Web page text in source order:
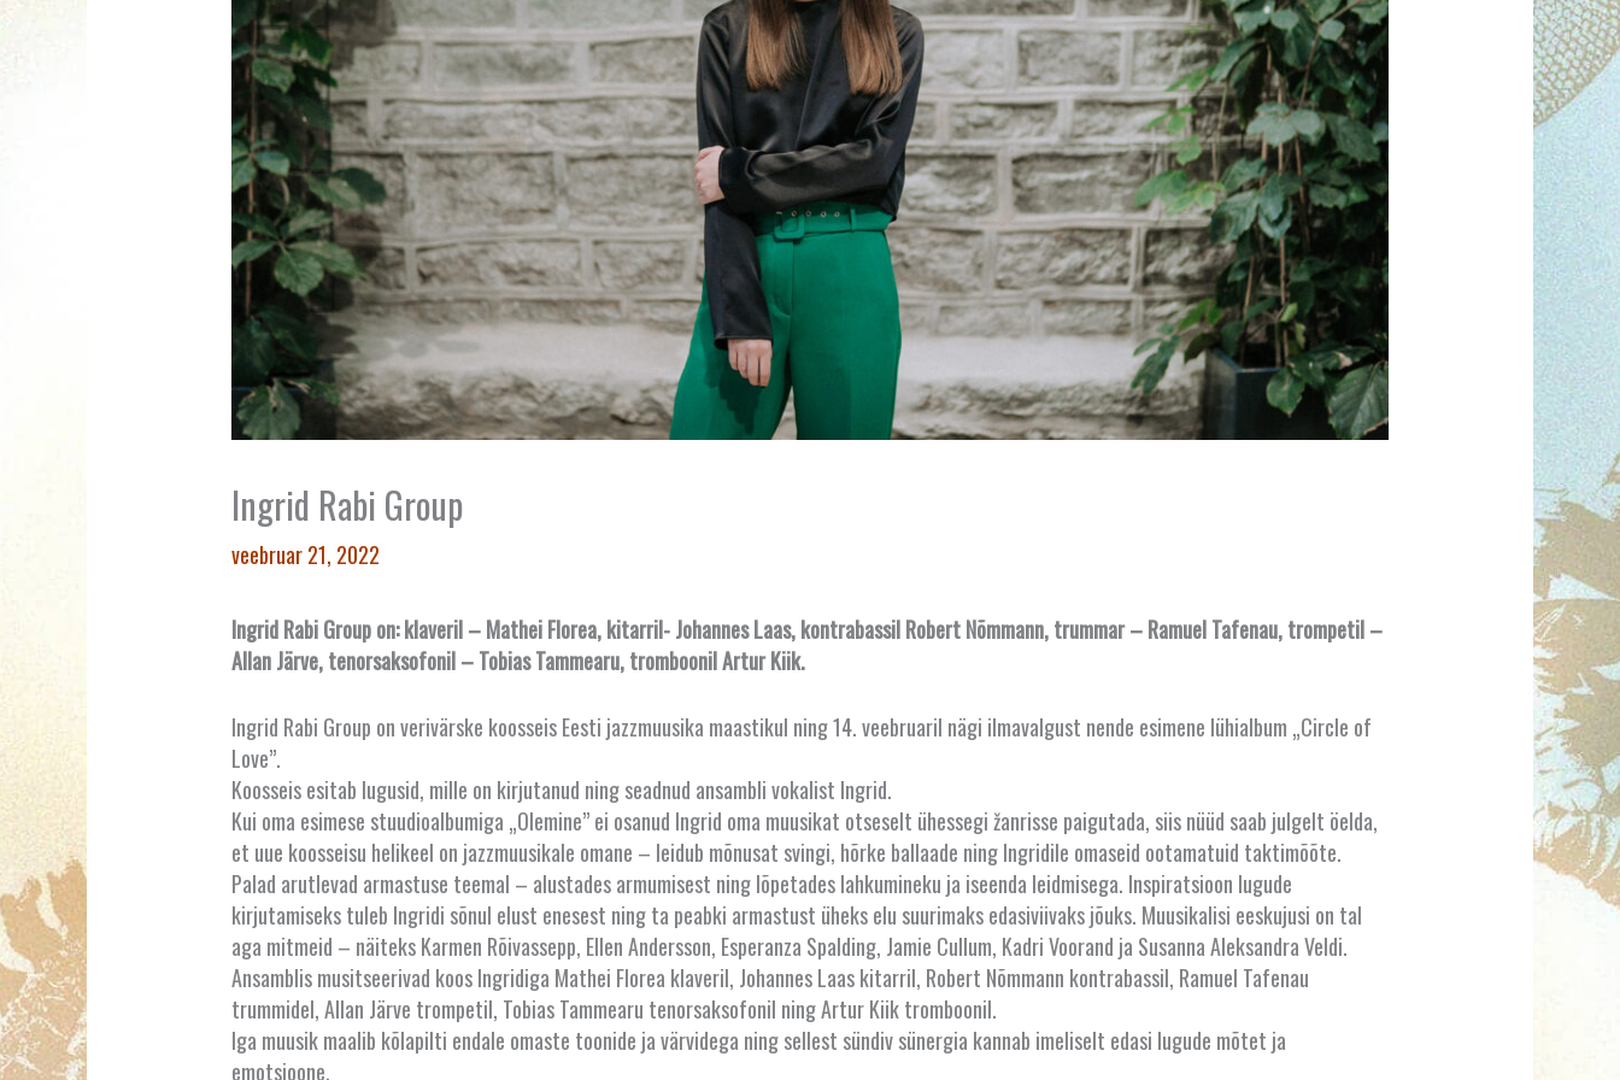
Ingrid Rabi Group
veebruar 21, 2022
Ingrid Rabi Group on: klaveril – Mathei Florea, kitarril- Johannes Laas, kontrabassil Robert Nõmmann, trummar – Ramuel Tafenau, trompetil –
Allan Järve, tenorsaksofonil – Tobias Tammearu, tromboonil Artur Kiik.
Ingrid Rabi Group on verivärske koosseis Eesti jazzmuusika maastikul ning 14. veebruaril nägi ilmavalgust nende esimene lühialbum „Circle of
Love”.
Koosseis esitab lugusid, mille on kirjutanud ning seadnud ansambli vokalist Ingrid.
Kui oma esimese stuudioalbumiga „Olemine” ei osanud Ingrid oma muusikat otseselt ühessegi žanrisse paigutada, siis nüüd saab julgelt öelda,
et uue koosseisu helikeel on jazzmuusikale omane – leidub mõnusat svingi, hõrke ballaade ning Ingridile omaseid ootamatuid taktimõõte.
Palad arutlevad armastuse teemal – alustades armumisest ning lõpetades lahkumineku ja iseenda leidmisega. Inspiratsioon lugude
kirjutamiseks tuleb Ingridi sõnul elust enesest ning ta peabki armastust üheks elu suurimaks edasiviivaks jõuks. Muusikalisi eeskujusi on tal
aga mitmeid – näiteks Karmen Rõivassepp, Ellen Andersson, Esperanza Spalding, Jamie Cullum, Kadri Voorand ja Susanna Aleksandra Veldi.
Ansamblis musitseerivad koos Ingridiga Mathei Florea klaveril, Johannes Laas kitarril, Robert Nõmmann kontrabassil, Ramuel Tafenau
trummidel, Allan Järve trompetil, Tobias Tammearu tenorsaksofonil ning Artur Kiik tromboonil.
Iga muusik maalib kõlapilti endale omaste toonide ja värvidega ning sellest sündiv sünergia kannab imeliselt edasi lugude mõtet ja
emotsioone.